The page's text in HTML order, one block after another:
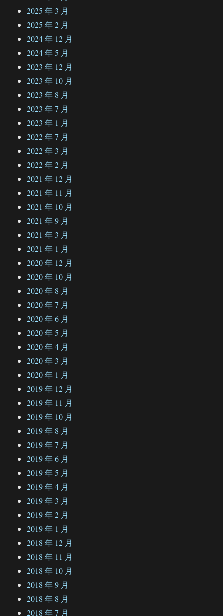
2025 年 3 月
2025 年 2 月
2024 年 12 月
2024 年 5 月
2023 年 12 月
2023 年 10 月
2023 年 8 月
2023 年 7 月
2023 年 1 月
2022 年 7 月
2022 年 3 月
2022 年 2 月
2021 年 12 月
2021 年 11 月
2021 年 10 月
2021 年 9 月
2021 年 3 月
2021 年 1 月
2020 年 12 月
2020 年 10 月
2020 年 8 月
2020 年 7 月
2020 年 6 月
2020 年 5 月
2020 年 4 月
2020 年 3 月
2020 年 1 月
2019 年 12 月
2019 年 11 月
2019 年 10 月
2019 年 8 月
2019 年 7 月
2019 年 6 月
2019 年 5 月
2019 年 4 月
2019 年 3 月
2019 年 2 月
2019 年 1 月
2018 年 12 月
2018 年 11 月
2018 年 10 月
2018 年 9 月
2018 年 8 月
2018 年 7 月